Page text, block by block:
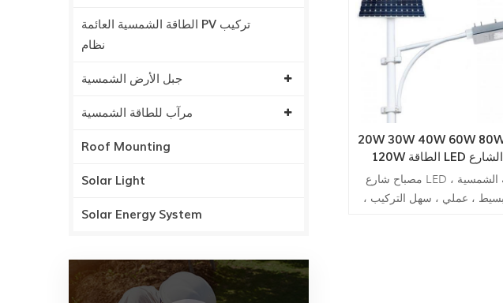
الطاقة الشمسية العائمة PV تركيب
نظام
جبل الأرض الشمسية
مرآب للطاقة الشمسية
Roof Mounting
Solar Light
Solar Energy System
20W 30W 40W 60W
120W الطاقة LED ضوء الشارع
بالطاقة الشمسيةمصباح شارع LED بالطاقة الشمسية ،
، عملي ، سهل التركيب ،